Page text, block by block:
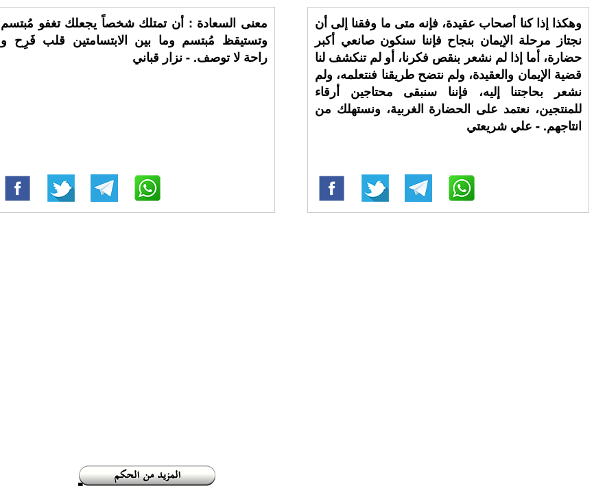
معنى السعادة : أن تمتلك شخصاً يجعلك تغفو مُبتسم
وتستيقظ مُبتسم وما بين الابتسامتين قلب فَرِح و
راحة لا توصف. - نزار قباني
وهكذا إذا كنا أصحاب عقيدة، فإنه متى ما وفقنا إلى أن
نجتاز مرحلة الإيمان بنجاح فإننا سنكون صانعي أكبر
حضارة، أما إذا لم نشعر بنقص فكرنا، أو لم تنكشف لنا
قضية الإيمان والعقيدة، ولم نتضح طريقنا فنتعلمه، ولم
نشعر بحاجتنا إليه، فإننا سنبقى محتاجين أرقاء
للمنتجين، نعتمد على الحضارة الغربية، ونستهلك من
انتاجهم. - علي شريعتي